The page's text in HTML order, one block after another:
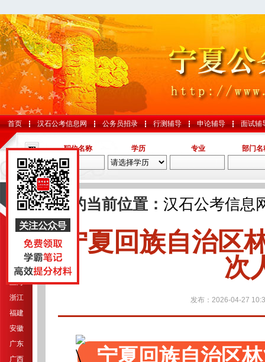
首页 汉石公考信息网 公务员招录 行测辅导 申论辅导 面试辅
职位名称 学历 专业 部门名
导航
江苏
上海
浙江
福建
安徽
广东
广西
您的当前位置： 汉石公考信息
宁夏回族自治区
次
发布：2026-04-27
宁夏回族自治区